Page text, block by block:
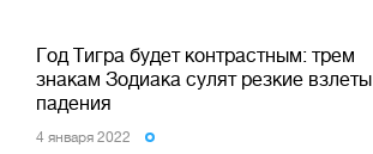
Год Тигра будет контрастным: трем
знакам Зодиака сулят резкие
падения
4 января 2022